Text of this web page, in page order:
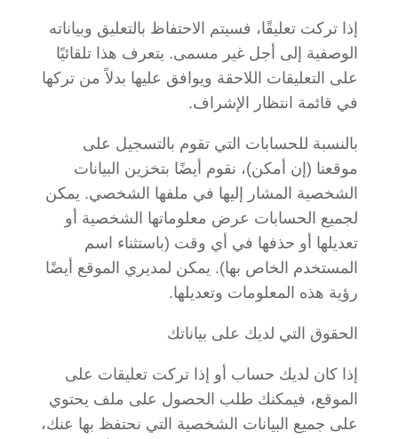
إذا تركت تعليقًا، فسيتم الاحتفاظ بالتعليق وبياناته
الوصفية إلى أجل غير مسمى. يتعرف هذا تلقائيًا
على التعليقات اللاحقة ويوافق عليها بدلاً من تركها
في قائمة انتظار الإشراف.
بالنسبة للحسابات التي تقوم بالتسجيل على
موقعنا (إن أمكن)، نقوم أيضًا بتخزين البيانات
الشخصية المشار إليها في ملفها الشخصي. يمكن
لجميع الحسابات عرض معلوماتها الشخصية أو
تعديلها أو حذفها في أي وقت (باستثناء اسم
المستخدم الخاص بها). يمكن لمديري الموقع أيضًا
رؤية هذه المعلومات وتعديلها.
الحقوق التي لديك على بياناتك
إذا كان لديك حساب أو إذا تركت تعليقات على
الموقع، فيمكنك طلب الحصول على ملف يحتوي
على جميع البيانات الشخصية التي نحتفظ بها عنك،